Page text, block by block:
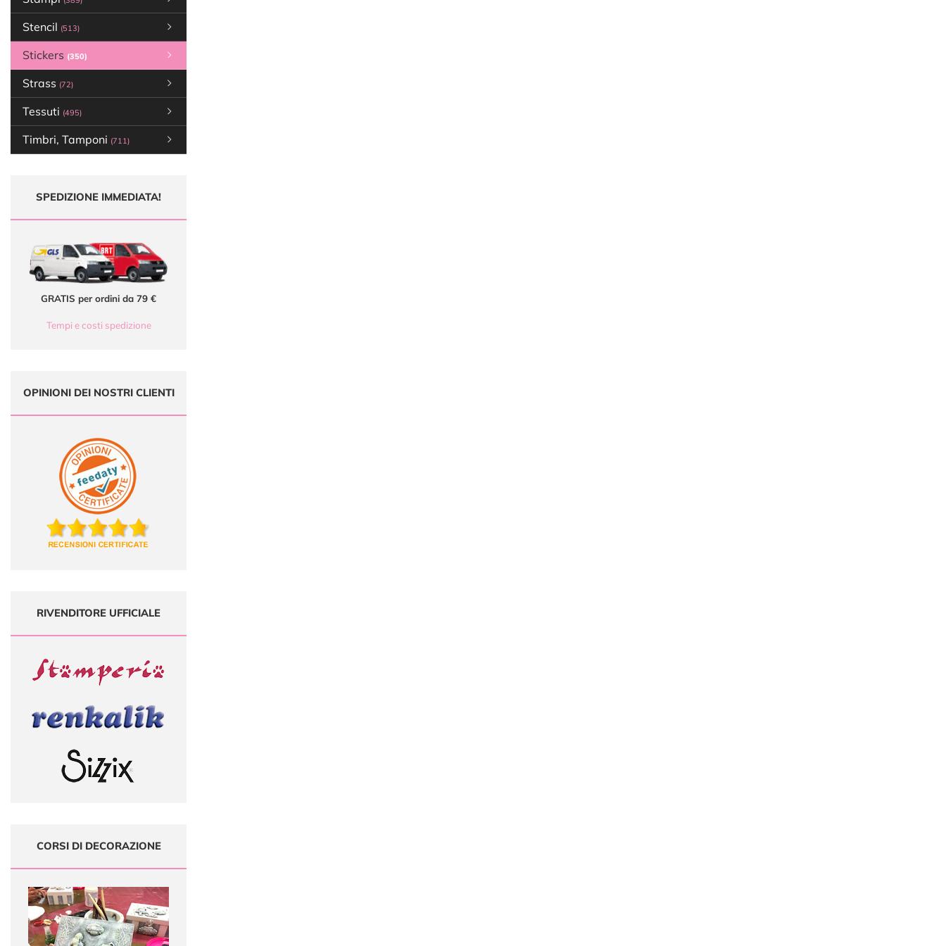
Stencil (513)
Stickers (350)
Strass (72)
Tessuti (495)
Timbri, Tamponi (711)
SPEDIZIONE IMMEDIATA!
GRATIS per ordini da 79 €
Tempi e costi spedizione
OPINIONI DEI NOSTRI CLIENTI
RIVENDITORE UFFICIALE
CORSI DI DECORAZIONE